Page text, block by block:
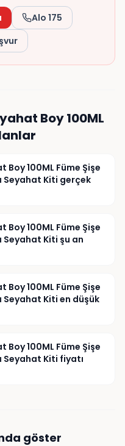
göre ürün
kadar düşmüştü,
fiyatın yapay
yapılmasını
Alo 175
Boy 100ML
Boy 100ML Füme Şişe
Seyahat Kiti gerçek
Boy 100ML Füme Şişe
Seyahat Kiti şu an
Boy 100ML Füme Şişe
Seyahat Kiti en düşük
Boy 100ML Füme Şişe
Seyahat Kiti fiyatı
göster